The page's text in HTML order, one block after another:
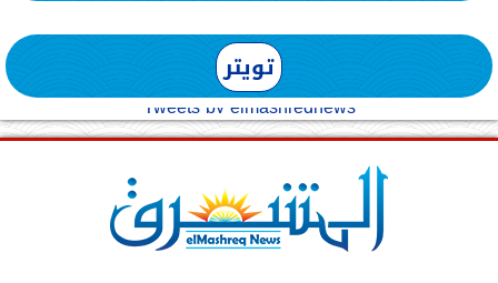
تويتر
Tweets by elmashreqnews